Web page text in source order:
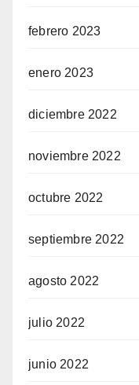
febrero 2023
enero 2023
diciembre 2022
noviembre 2022
octubre 2022
septiembre 2022
agosto 2022
julio 2022
junio 2022